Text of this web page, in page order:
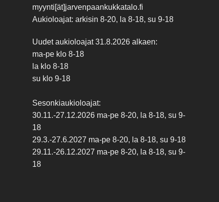
myynti[ät]jarvenpaankukkatalo.fi
Aukioloajat: arkisin 8-20, la 8-18, su 9-18
Uudet aukioloajat 31.8.2026 alkaen:
ma-pe klo 8-18
la klo 8-18
su klo 9-18
Sesonkiaukioloajat:
30.11.-27.12.2026 ma-pe 8-20, la 8-18, su 9-
18
29.3.-27.6.2027 ma-pe 8-20, la 8-18, su 9-18
29.11.-26.12.2027 ma-pe 8-20, la 8-18, su 9-
18